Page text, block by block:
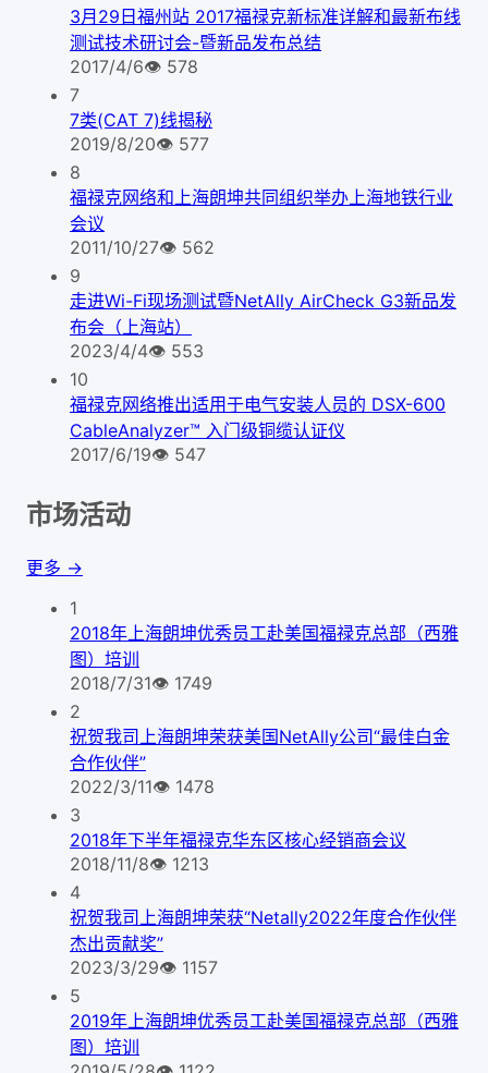
3月29日福州站 2017福禄克新标准详解和最新布线
测试技术研讨会-暨新品发布总结
2017/4/6👁 578
7
7类(CAT 7)线揭秘
2019/8/20👁 577
8
福禄克网络和上海朗坤共同组织举办上海地铁行业
会议
2011/10/27👁 562
9
走进Wi-Fi现场测试暨NetAlly AirCheck G3新品发
布会（上海站）
2023/4/4👁 553
10
福禄克网络推出适用于电气安装人员的 DSX-600
CableAnalyzer™ 入门级铜缆认证仪
2017/6/19👁 547
市场活动
更多 →
1
2018年上海朗坤优秀员工赴美国福禄克总部（西雅
图）培训
2018/7/31👁 1749
2
祝贺我司上海朗坤荣获美国NetAlly公司“最佳白金
合作伙伴”
2022/3/11👁 1478
3
2018年下半年福禄克华东区核心经销商会议
2018/11/8👁 1213
4
祝贺我司上海朗坤荣获“Netally2022年度合作伙伴
杰出贡献奖”
2023/3/29👁 1157
5
2019年上海朗坤优秀员工赴美国福禄克总部（西雅
图）培训